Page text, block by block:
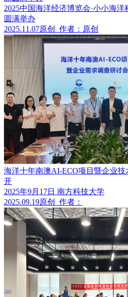
2025中国海洋经济博览会·小小海
圆满举办
2025.11.07原创 作者：原创
海洋十年南澳AI-ECO项目暨企业
开
2025年9月17日 南方科技大学
2025.09.19原创 作者：